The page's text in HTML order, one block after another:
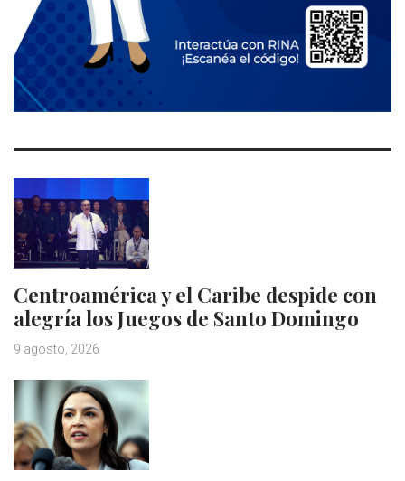
Centroamérica y el Caribe despide con
alegría los Juegos de Santo Domingo
9 agosto, 2026